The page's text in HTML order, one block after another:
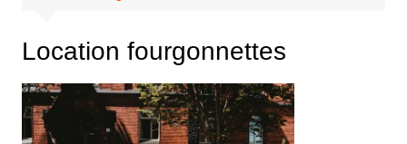
Location fourgonnettes